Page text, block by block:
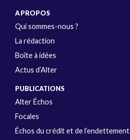
A PROPOS
Qui sommes-nous ?
La rédaction
Boîte à idées
Actus d’Alter
PUBLICATIONS
Alter Échos
Focales
Échos du crédit et de l’endettement